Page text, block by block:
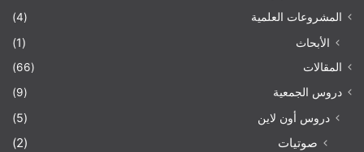
المشروعات العلمية
(4)
الأبحاث (1)
المقالات
(66)
دروس الجمعية
(9)
دروس أون لاين (5)
صوتيات (2)